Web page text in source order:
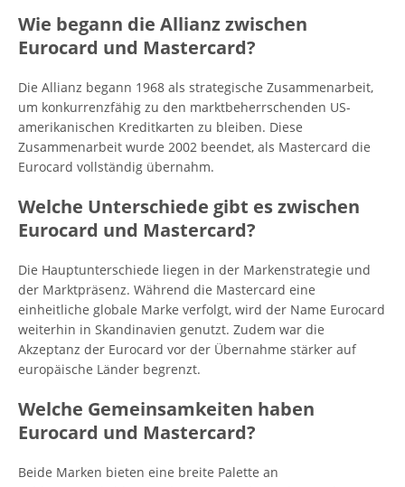
Wie begann die Allianz zwischen
Eurocard und Mastercard?
Die Allianz begann 1968 als strategische Zusammenarbeit,
um konkurrenzfähig zu den marktbeherrschenden US-
amerikanischen Kreditkarten zu bleiben. Diese
Zusammenarbeit wurde 2002 beendet, als Mastercard die
Eurocard vollständig übernahm.
Welche Unterschiede gibt es zwischen
Eurocard und Mastercard?
Die Hauptunterschiede liegen in der Markenstrategie und
der Marktpräsenz. Während die Mastercard eine
einheitliche globale Marke verfolgt, wird der Name Eurocard
weiterhin in Skandinavien genutzt. Zudem war die
Akzeptanz der Eurocard vor der Übernahme stärker auf
europäische Länder begrenzt.
Welche Gemeinsamkeiten haben
Eurocard und Mastercard?
Beide Marken bieten eine breite Palette an